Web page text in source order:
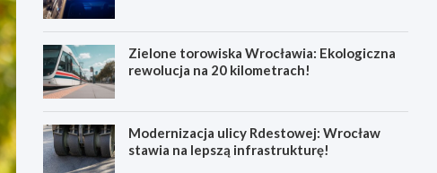
Zielone torowiska Wrocławia: Ekologiczna
rewolucja na 20 kilometrach!
Modernizacja ulicy Rdestowej: Wrocław
stawia na lepszą infrastrukturę!